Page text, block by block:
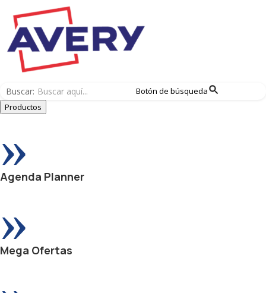
Buscar:
Botón de búsqueda
Productos
»
Agenda Planner
»
Mega Ofertas